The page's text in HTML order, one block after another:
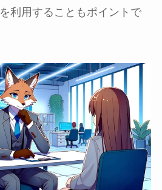
を利用することもポイントで